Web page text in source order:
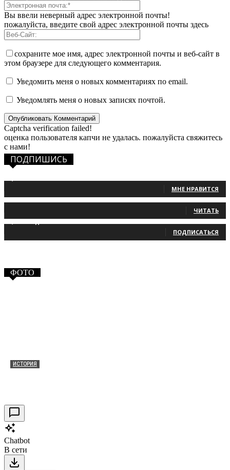
Вы ввели неверный адрес электронной почты!
пожалуйста, введите свой адрес электронной почты здесь
сохраните мое имя, адрес электронной почты и веб-сайт в
этом браузере для следующего комментария.
Уведомить меня о новых комментариях по email.
Уведомлять меня о новых записях почтой.
Captcha verification failed!
оценка пользователя капчи не удалась. пожалуйста свяжитесь
с нами!
ПОДПИШИСЬ
МНЕ НРАВИТСЯ
ЧИТАТЬ
ПОДПИСАТЬСЯ
ФОТО
ИСТОРИЯ
Chatbot
В сети